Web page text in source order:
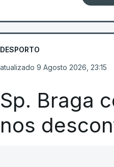
DESPORTO
atualizado 9 Agosto 2026, 23:15
Sp. Braga
nos